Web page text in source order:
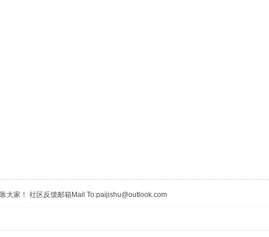
大家！ 社区反馈邮箱Mail To:paijishu@outlook.com